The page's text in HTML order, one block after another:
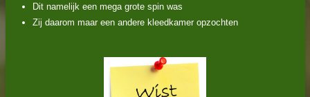
Dit namelijk een mega grote spin was
Zij daarom maar een andere kleedkamer opzochten